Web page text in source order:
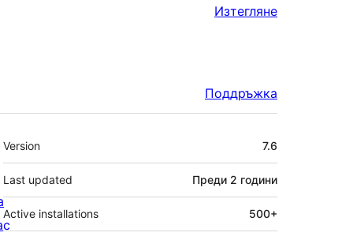
Изтегляне
Поддръжка
Мета
Version 7.6
Last updated Преди 2 години
Active installations 500+